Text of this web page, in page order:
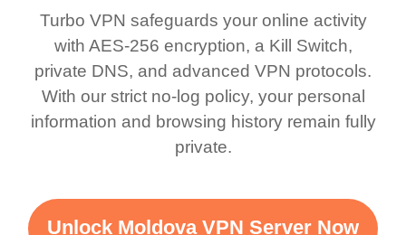
Turbo VPN safeguards your online activity
with AES-256 encryption, a Kill Switch,
private DNS, and advanced VPN protocols.
With our strict no-log policy, your personal
information and browsing history remain fully
private.
Unlock Moldova VPN Server Now